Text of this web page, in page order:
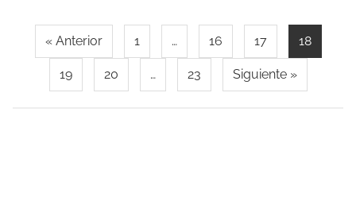
« Anterior 1 … 16 17 18
19 20 … 23 Siguiente »